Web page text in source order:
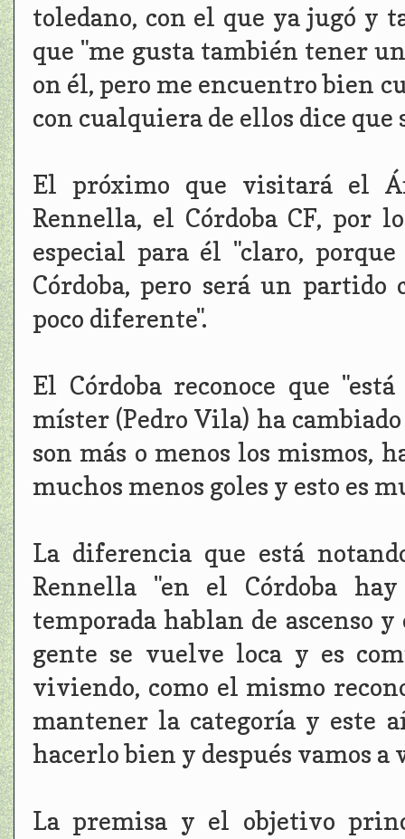
toledano, con el que ya jugó y
que "me gusta también tener
on él, pero me encuentro bien
con cualquiera de ellos dice que
El próximo que visitará el
Rennella, el Córdoba CF, por
especial para él "claro,
Córdoba, pero será un
poco diferente".
El Córdoba reconoce que
míster (Pedro Vila) ha
son más o menos los mismos,
muchos menos goles y esto es
La diferencia que está
Rennella "en el Córdoba
temporada hablan de ascenso
gente se vuelve loca y es
viviendo, como el mismo
mantener la categoría y este
hacerlo bien y después vamos a
La premisa y el objetivo